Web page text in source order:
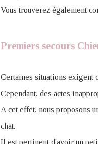
Vous trouverez également
Premiers secours
Certaines situations exigent
Cependant, des actes
A cet effet, nous proposons
chat.
Il est pertinent d'avoir un